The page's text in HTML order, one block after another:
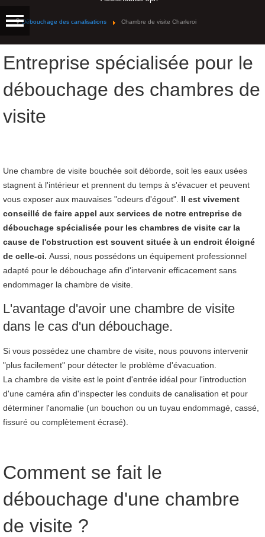
Débouchage des canalisations Chambre de visite Charleroi
Entreprise spécialisée pour le
débouchage des chambres de
visite
Une chambre de visite bouchée soit déborde, soit les eaux usées
stagnent à l'intérieur et prennent du temps à s'évacuer et peuvent
vous exposer aux mauvaises "odeurs d'égout". Il est vivement
conseillé de faire appel aux services de notre entreprise de
débouchage spécialisée pour les chambres de visite car la
cause de l'obstruction est souvent située à un endroit éloigné
de celle-ci. Aussi, nous possédons un équipement professionnel
adapté pour le débouchage afin d'intervenir efficacement sans
endommager la chambre de visite.
L'avantage d'avoir une chambre de visite
dans le cas d'un débouchage.
Si vous possédez une chambre de visite, nous pouvons intervenir
"plus facilement" pour détecter le problème d'évacuation.
La chambre de visite est le point d'entrée idéal pour l'introduction
d'une caméra afin d'inspecter les conduits de canalisation et pour
déterminer l'anomalie (un bouchon ou un tuyau endommagé, cassé,
fissuré ou complètement écrasé).
Comment se fait le
débouchage d'une chambre
de visite ?